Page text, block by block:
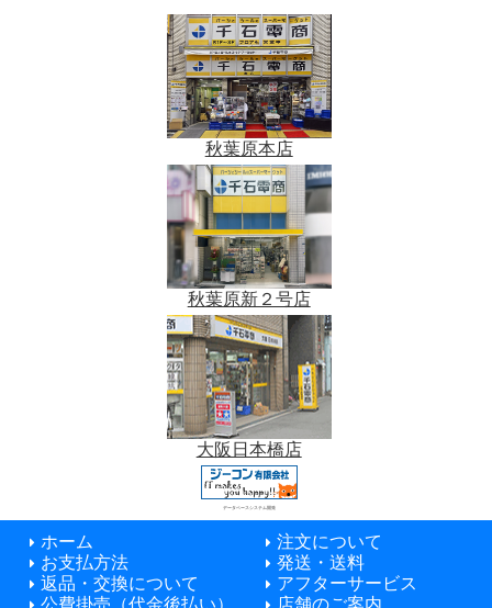
秋葉原本店
秋葉原新２号店
大阪日本橋店
データベースシステム開発
ホーム
注文について
お支払方法
発送・送料
返品・交換について
アフターサービス
公費掛売（代金後払い）
店舗のご案内